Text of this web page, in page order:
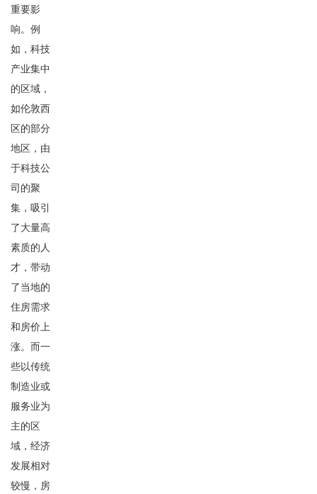
重要影
响。例
如，科技
产业集中
的区域，
如伦敦西
区的部分
地区，由
于科技公
司的聚
集，吸引
了大量高
素质的人
才，带动
了当地的
住房需求
和房价上
涨。而一
些以传统
制造业或
服务业为
主的区
域，经济
发展相对
较慢，房